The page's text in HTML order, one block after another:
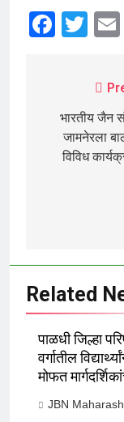
भारतीय जैन
जामनेरला
विविध
Related
पाळधी जिल्हा
वर्गातील
मोफत
JBN